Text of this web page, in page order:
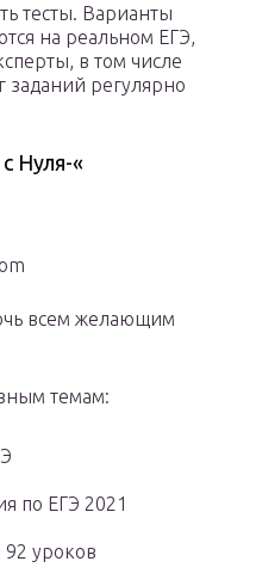
тесты. Варианты
на реальном ЕГЭ,
в том числе
заданий регулярно
Нуля-«
всем желающим
темам:
по ЕГЭ 2021
уроков